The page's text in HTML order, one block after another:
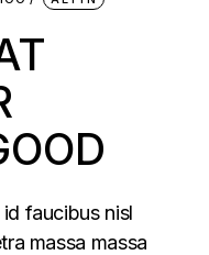
faucibus nisl
massa massa